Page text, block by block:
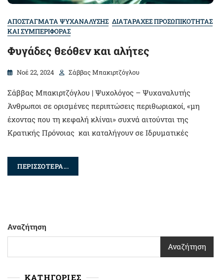
ΑΠΟΣΤΑΓΜΑΤΑ ΨΥΧΑΝΑΛΥΣΗΣ ΔΙΑΤΑΡΑΧΕΣ ΠΡΟΣΩΠΙΚΟΤΗΤΑΣ
ΚΑΙ ΣΥΜΠΕΡΙΦΟΡΑΣ
Φυγάδες θεόθεν και αλήτες
Νοέ 22, 2024 Σάββας Μπακιρτζόγλου
Σάββας Μπακιρτζόγλου | Ψυχολόγος – Ψυχαναλυτής
Άνθρωποι σε ορισμένες περιπτώσεις περιθωριακοί, «μη
έχοντας που τη κεφαλή κλίναι» συχνά αιτούνται της
Κρατικής Πρόνοιας και καταλήγουν σε Ιδρυματικές
ΠΕΡΙΣΣΟΤΕΡΑ...
Αναζήτηση
Αναζήτηση
ΚΑΤΗΓΟΡΙΕΣ